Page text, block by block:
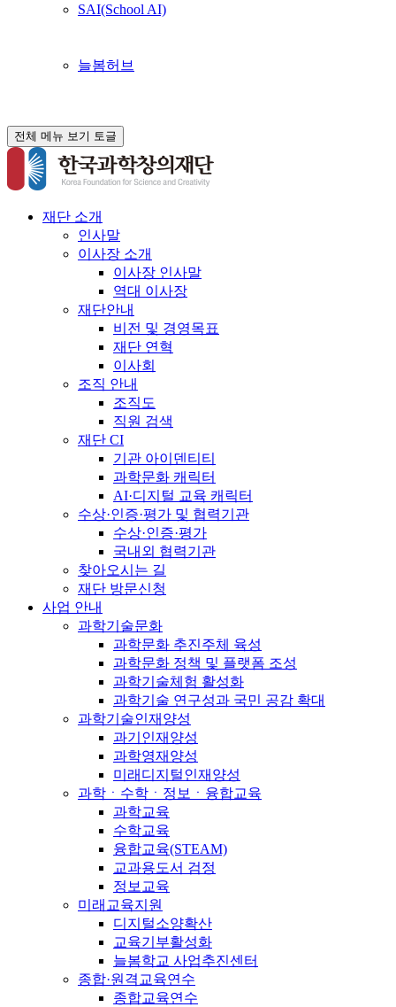
SAI(School AI)
늘봄허브
전체 메뉴 보기 토글
재단 소개
인사말
이사장 소개
이사장 인사말
역대 이사장
재단안내
비전 및 경영목표
재단 연혁
이사회
조직 안내
조직도
직원 검색
재단 CI
기관 아이덴티티
과학문화 캐릭터
AI·디지털 교육 캐릭터
수상·인증·평가 및 협력기관
수상·인증·평가
국내외 협력기관
찾아오시는 길
재단 방문신청
사업 안내
과학기술문화
과학문화 추진주체 육성
과학문화 정책 및 플랫폼 조성
과학기술체험 활성화
과학기술 연구성과 국민 공감 확대
과학기술인재양성
과기인재양성
과학영재양성
미래디지털인재양성
과학ㆍ수학ㆍ정보ㆍ융합교육
과학교육
수학교육
융합교육(STEAM)
교과용도서 검정
정보교육
미래교육지원
디지털소양확산
교육기부활성화
늘봄학교 사업추진센터
종합·원격교육연수
종합교육연수